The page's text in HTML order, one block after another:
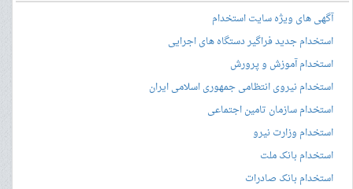
آگهی های ویژه سایت استخدام
استخدام جدید فراگیر دستگاه های اجرایی
استخدام آموزش و پرورش
استخدام نیروی انتظامی جمهوری اسلامی ایران
استخدام سازمان تامین اجتماعی
استخدام وزارت نیرو
استخدام بانک ملت
استخدام بانک صادرات